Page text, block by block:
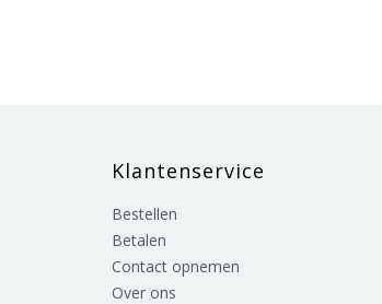
Klantenservice
Bestellen
Betalen
Contact opnemen
Over ons